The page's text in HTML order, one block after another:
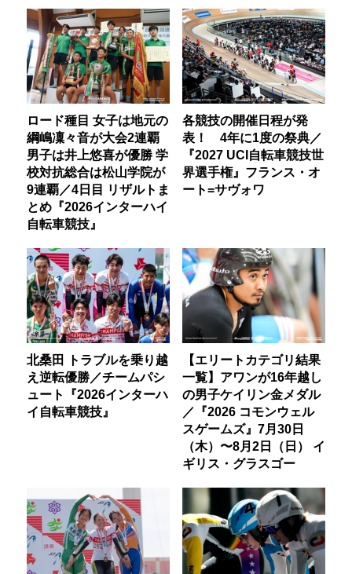
ロード種目 女子は地元の
綱嶋凜々音が大会2連覇
男子は井上悠喜が優勝 学
校対抗総合は松山学院が
9連覇／4日目 リザルトま
とめ『2026インターハイ
自転車競技』
各競技の開催日程が発
表！ 4年に1度の祭典／
『2027 UCI自転車競技世
界選手権』フランス・オ
ート=サヴォワ
北桑田 トラブルを乗り越
え逆転優勝／チームパシ
ュート『2026インターハ
イ自転車競技』
【エリートカテゴリ結果
一覧】アワンが16年越し
の男子ケイリン金メダル
／『2026 コモンウェル
スゲームズ』7月30日
（木）〜8月2日（日） イ
ギリス・グラスゴー